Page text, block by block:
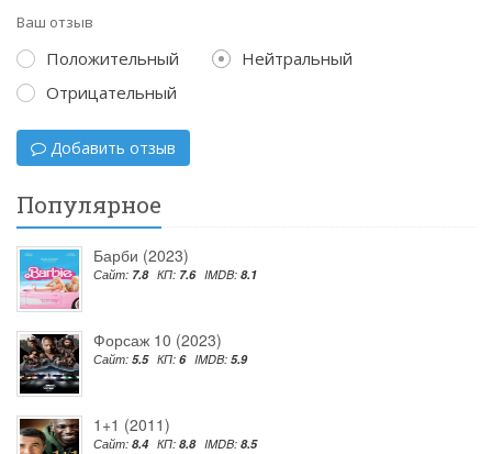
Ваш отзыв
Положительный
Нейтральный
Отрицательный
Добавить отзыв
Популярное
Барби (2023)
Сайт: 7.8 КП: 7.6 IMDB: 8.1
Форсаж 10 (2023)
Сайт: 5.5 КП: 6 IMDB: 5.9
1+1 (2011)
Сайт: 8.4 КП: 8.8 IMDB: 8.5